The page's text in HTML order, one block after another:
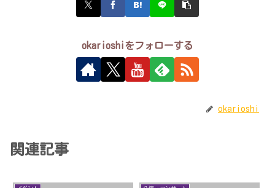
okarioshiをフォローする
okarioshi
関連記事